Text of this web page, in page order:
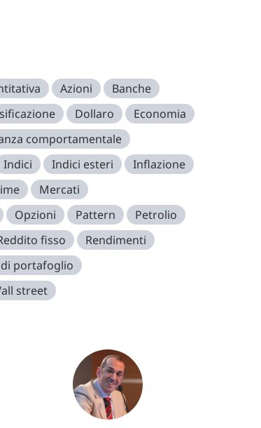
Azioni
Banche
Dollaro
Economia
comportamentale
Indici Indici esteri
Inflazione
Mercati
Opzioni Pattern
Petrolio
fisso
Rendimenti
di portafoglio
street